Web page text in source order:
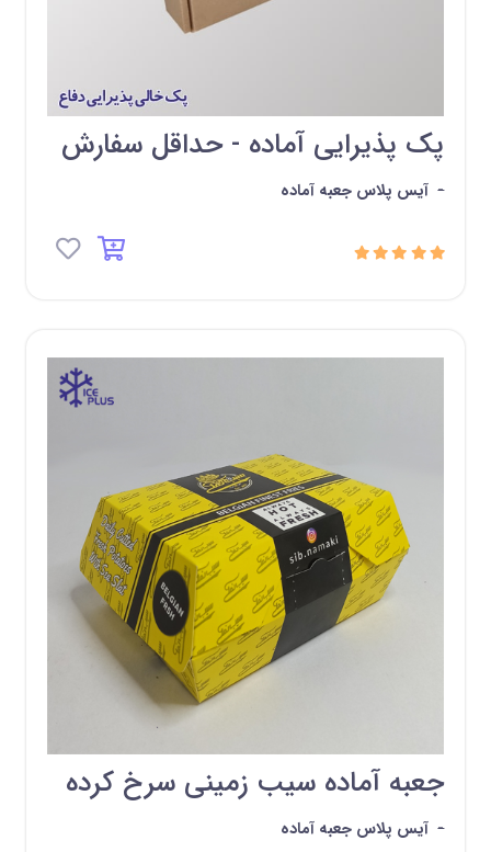
پک پذیرایی آماده - حداقل سفارش
- آیس پلاس جعبه آماده
جعبه آماده سیب زمینی سرخ کرده
- آیس پلاس جعبه آماده